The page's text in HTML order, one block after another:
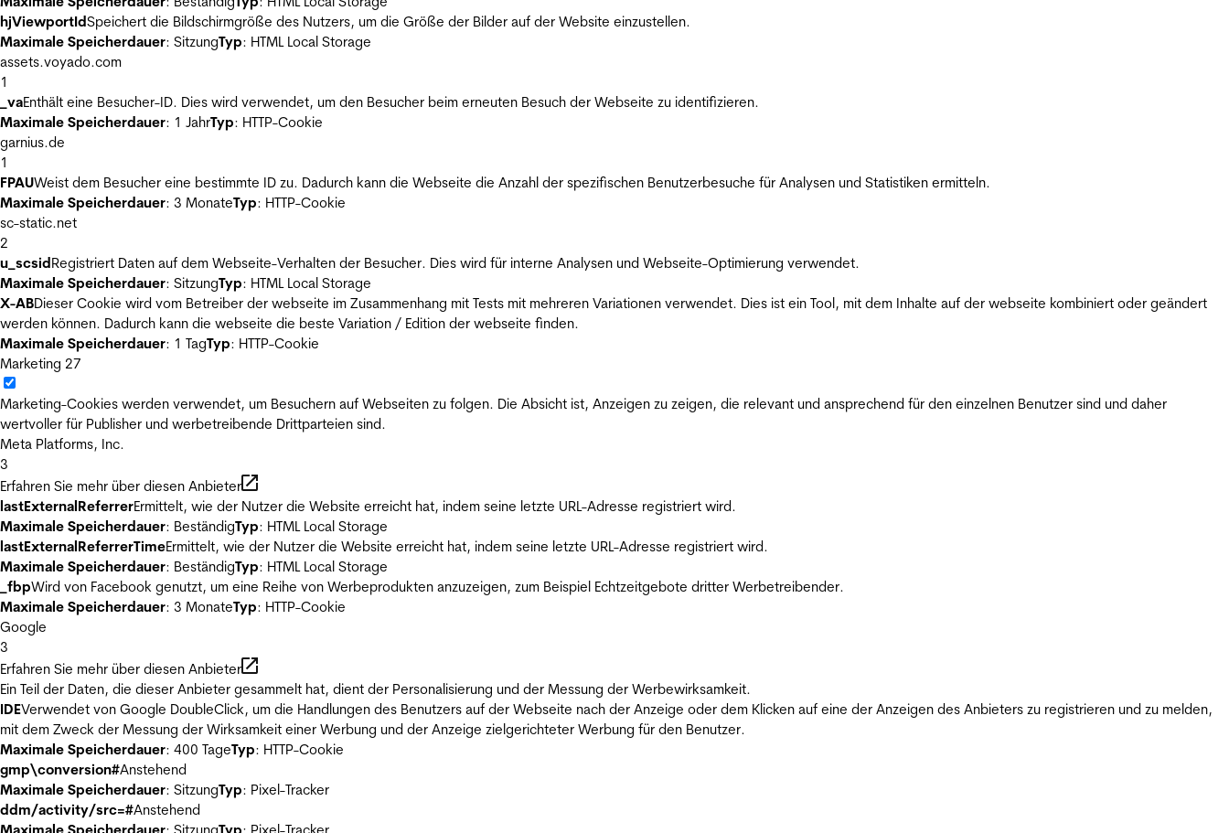
hjViewportIdSpeichert die Bildschirmgröße des Nutzers, um die Größe der Bilder auf der Website einzustellen.
Maximale Speicherdauer: SitzungTyp: HTML Local Storage
assets.voyado.com
1
_vaEnthält eine Besucher-ID. Dies wird verwendet, um den Besucher beim erneuten Besuch der Webseite zu identifizieren.
Maximale Speicherdauer: 1 JahrTyp: HTTP-Cookie
garnius.de
1
FPAUWeist dem Besucher eine bestimmte ID zu. Dadurch kann die Webseite die Anzahl der spezifischen Benutzerbesuche für Analysen und Statistiken ermitteln.
Maximale Speicherdauer: 3 MonateTyp: HTTP-Cookie
sc-static.net
2
u_scsidRegistriert Daten auf dem Webseite-Verhalten der Besucher. Dies wird für interne Analysen und Webseite-Optimierung verwendet.
Maximale Speicherdauer: SitzungTyp: HTML Local Storage
X-ABDieser Cookie wird vom Betreiber der webseite im Zusammenhang mit Tests mit mehreren Variationen verwendet. Dies ist ein Tool, mit dem Inhalte auf der webseite kombiniert oder geändert
werden können. Dadurch kann die webseite die beste Variation / Edition der webseite finden.
Maximale Speicherdauer: 1 TagTyp: HTTP-Cookie
Marketing 27
Marketing-Cookies werden verwendet, um Besuchern auf Webseiten zu folgen. Die Absicht ist, Anzeigen zu zeigen, die relevant und ansprechend für den einzelnen Benutzer sind und daher
wertvoller für Publisher und werbetreibende Drittparteien sind.
Meta Platforms, Inc.
3
Erfahren Sie mehr über diesen Anbieter
lastExternalReferrerErmittelt, wie der Nutzer die Website erreicht hat, indem seine letzte URL-Adresse registriert wird.
Maximale Speicherdauer: BeständigTyp: HTML Local Storage
lastExternalReferrerTimeErmittelt, wie der Nutzer die Website erreicht hat, indem seine letzte URL-Adresse registriert wird.
Maximale Speicherdauer: BeständigTyp: HTML Local Storage
_fbpWird von Facebook genutzt, um eine Reihe von Werbeprodukten anzuzeigen, zum Beispiel Echtzeitgebote dritter Werbetreibender.
Maximale Speicherdauer: 3 MonateTyp: HTTP-Cookie
Google
3
Erfahren Sie mehr über diesen Anbieter
Ein Teil der Daten, die dieser Anbieter gesammelt hat, dient der Personalisierung und der Messung der Werbewirksamkeit.
IDEVerwendet von Google DoubleClick, um die Handlungen des Benutzers auf der Webseite nach der Anzeige oder dem Klicken auf eine der Anzeigen des Anbieters zu registrieren und zu melden,
mit dem Zweck der Messung der Wirksamkeit einer Werbung und der Anzeige zielgerichteter Werbung für den Benutzer.
Maximale Speicherdauer: 400 TageTyp: HTTP-Cookie
gmp\conversion#Anstehend
Maximale Speicherdauer: SitzungTyp: Pixel-Tracker
ddm/activity/src=#Anstehend